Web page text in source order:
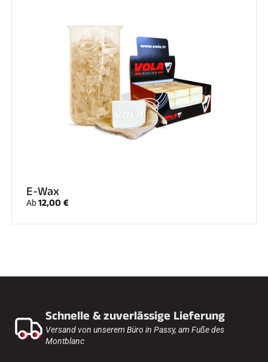
E-Wax
Ab12,00 €
Schnelle & zuverlässige Lieferung
Versand von unserem Büro in Passy, am Fuße des
Montblanc